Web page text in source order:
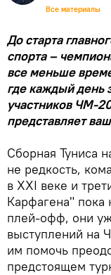
Все материалы
До старта
спорта –
все меньше
где каждый день
участников ЧМ-
представляет
Сборная Туниса
не редкость,
в XXI веке и
Карфагена" пока
плей-офф, они
выступлений на
им помочь
предстоящем